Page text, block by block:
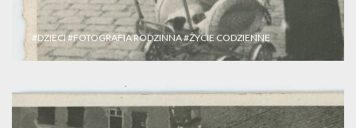
#DZIECI#FOTOGRAFIA RODZINNA#ŻYCIE CODZIENNE